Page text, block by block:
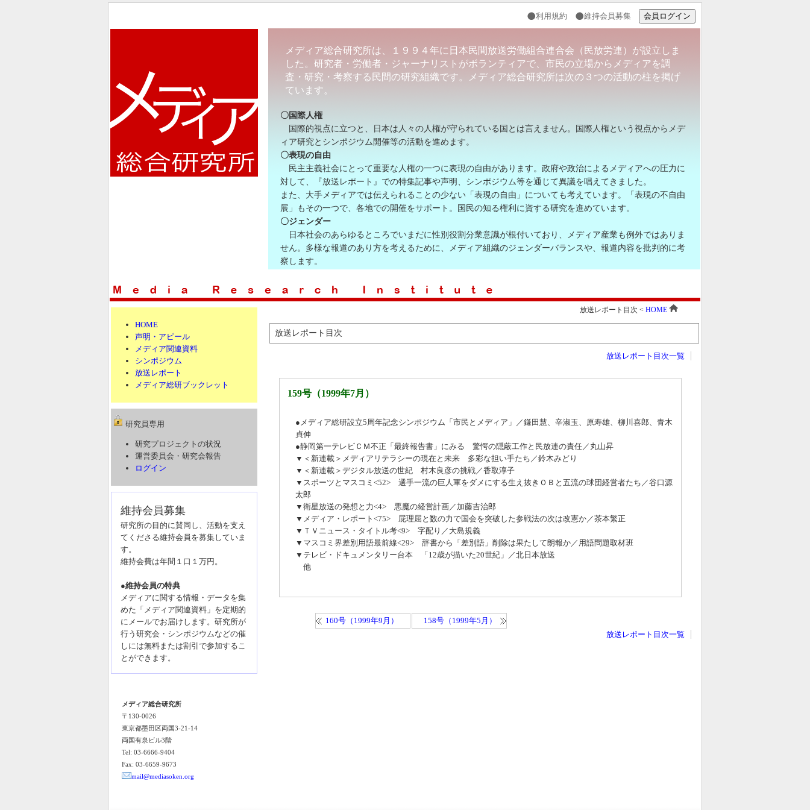
利用規約 維持会員募集 会員ログイン
メディア総合研究所は、１９９４年に日本民間放送労働組合連合会（民放労連）が設立しま
した。研究者・労働者・ジャーナリストがボランティアで、市民の立場からメディアを調
査・研究・考察する民間の研究組織です。メディア総合研究所は次の３つの活動の柱を掲げ
ています。
〇国際人権
国際的視点に立つと、日本は人々の人権が守られている国とは言えません。国際人権という視点からメデ
ィア研究とシンポジウム開催等の活動を進めます。
〇表現の自由
民主主義社会にとって重要な人権の一つに表現の自由があります。政府や政治によるメディアへの圧力に
対して、『放送レポート』での特集記事や声明、シンポジウム等を通じて異議を唱えてきました。
また、大手メディアでは伝えられることの少ない「表現の自由」についても考えています。「表現の不自由
展」もその一つで、各地での開催をサポート。国民の知る権利に資する研究を進めています。
〇ジェンダー
日本社会のあらゆるところでいまだに性別役割分業意識が根付いており、メディア産業も例外ではありま
せん。多様な報道のあり方を考えるために、メディア組織のジェンダーバランスや、報道内容を批判的に考
察します。
HOME
声明・アピール
メディア関連資料
シンポジウム
放送レポート
メディア総研ブックレット
研究員専用
研究プロジェクトの状況
運営委員会・研究会報告
ログイン
維持会員募集
研究所の目的に賛同し、活動を支え
てくださる維持会員を募集していま
す。
維持会費は年間１口１万円。
●維持会員の特典
メディアに関する情報・データを集
めた「メディア関連資料」を定期的
にメールでお届けします。研究所が
行う研究会・シンポジウムなどの催
しには無料または割引で参加するこ
とができます。
メディア総合研究所
〒130-0026
東京都墨田区両国3-21-14
両国有泉ビル3階
Tel: 03-6666-9404
Fax: 03-6659-9673
mail@mediasoken.org
HOME
<
放送レポート目次
放送レポート目次
放送レポート目次一覧
159号（1999年7月）
●メディア総研設立5周年記念シンポジウム「市民とメディア」／鎌田慧、辛淑玉、原寿雄、柳川喜郎、青木
貞伸
●静岡第一テレビＣＭ不正「最終報告書」にみる 驚愕の隠蔽工作と民放連の責任／丸山昇
▼＜新連載＞メディアリテラシーの現在と未来 多彩な担い手たち／鈴木みどり
▼＜新連載＞デジタル放送の世紀 村木良彦の挑戦／香取淳子
▼スポーツとマスコミ<52> 選手一流の巨人軍をダメにする生え抜きＯＢと五流の球団経営者たち／谷口源
太郎
▼衛星放送の発想と力<4> 悪魔の経営計画／加藤吉治郎
▼メディア・レポート<75> 屁理屈と数の力で国会を突破した参戦法の次は改憲か／茶本繁正
▼ＴＶニュース・タイトル考<9> 字配り／大島規義
▼マスコミ界差別用語最前線<29> 辞書から「差別語」削除は果たして朗報か／用語問題取材班
▼テレビ・ドキュメンタリー台本 「12歳が描いた20世紀」／北日本放送
他
160号（1999年9月）
158号（1999年5月）
放送レポート目次一覧